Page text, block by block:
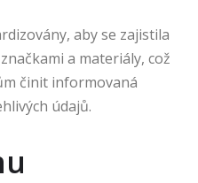
aby se zajistila
a materiály, což
činit informovaná
údajů.